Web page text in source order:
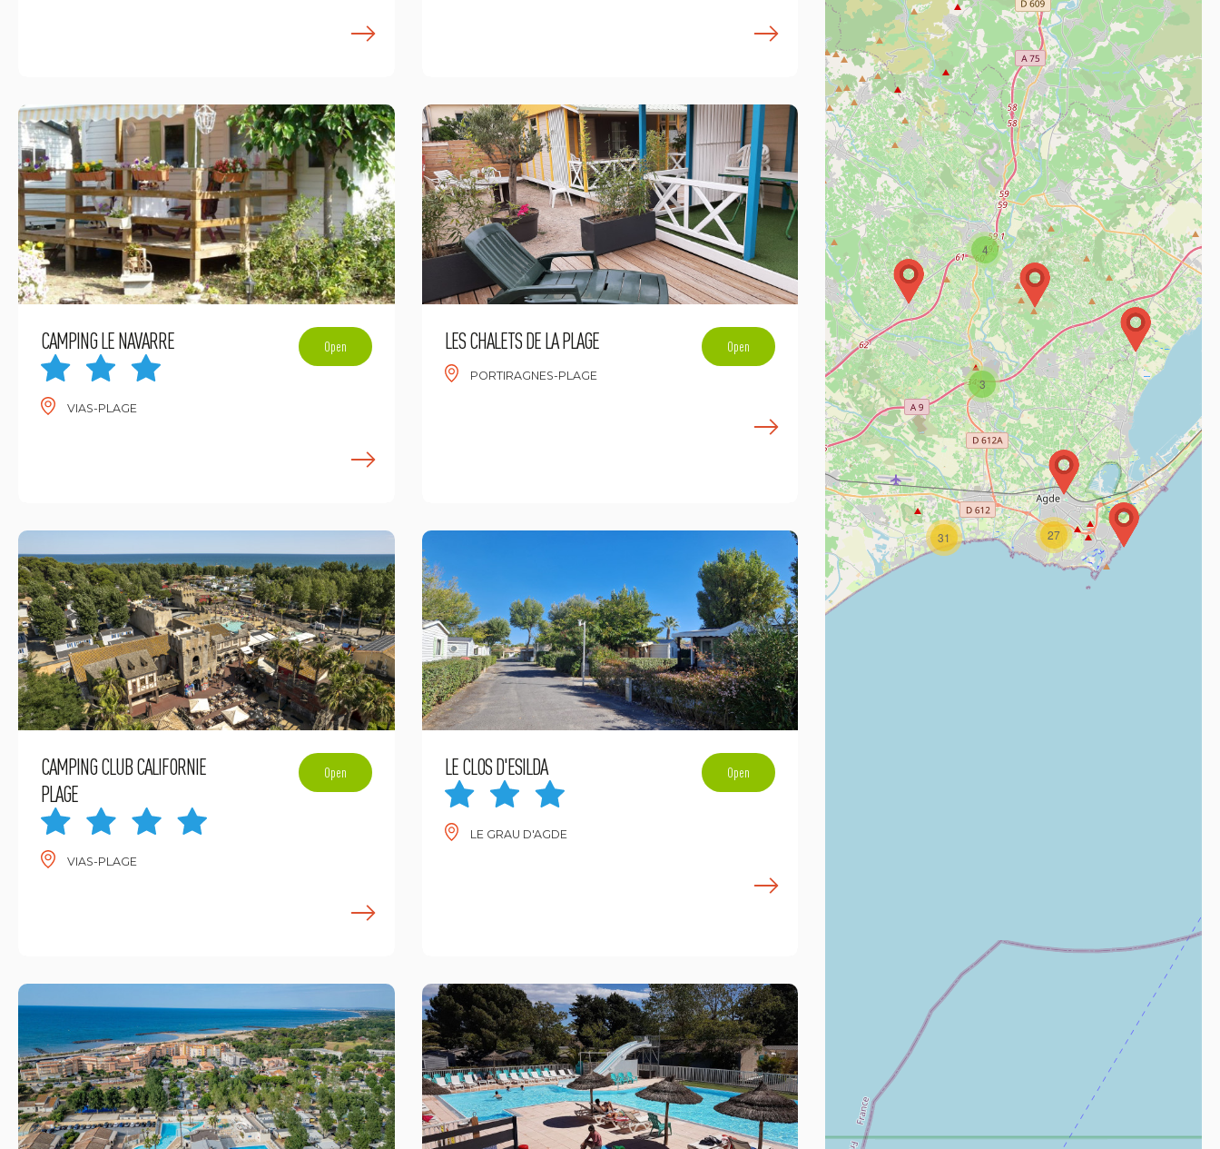
En savoir plus
CAMPING LE NAVARRE
VIAS-PLAGE
Open LES CHALETS DE LA PLAGE
PORTIRAGNES-PLAGE
Open
En savoir plus
CAMPING CLUB CALIFORNIE
PLAGE
VIAS-PLAGE
Open LE CLOS D'ESILDA
LE GRAU D'AGDE
Open
4
3
31 27